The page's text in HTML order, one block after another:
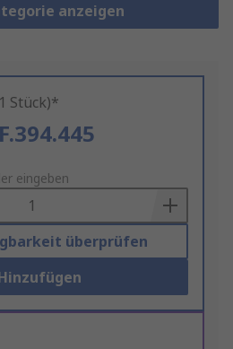
anzeigen
Stück)*
eingeben
überprüfen